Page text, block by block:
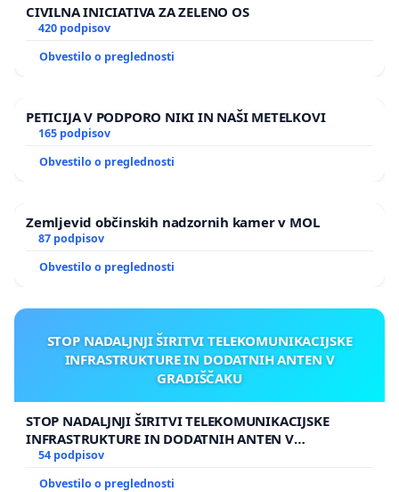
CIVILNA INICIATIVA ZA ZELENO OS
420 podpisov
Obvestilo o preglednosti
PETICIJA V PODPORO NIKI IN NAŠI METELKOVI
165 podpisov
Obvestilo o preglednosti
Zemljevid občinskih nadzornih kamer v MOL
87 podpisov
Obvestilo o preglednosti
STOP NADALJNJI ŠIRITVI TELEKOMUNIKACIJSKE
INFRASTRUKTURE IN DODATNIH ANTEN V
GRADIŠČAKU
STOP NADALJNJI ŠIRITVI TELEKOMUNIKACIJSKE
INFRASTRUKTURE IN DODATNIH ANTEN V
GRADIŠČAKU
54 podpisov
Obvestilo o preglednosti